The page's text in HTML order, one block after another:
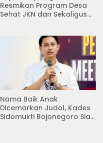
Resmikan Program Desa
Sehat JKN dan Sekaligus
Nama Baik Anak
Dicemarkan Judol, Kades
Sidomukti Bojonegoro Siap